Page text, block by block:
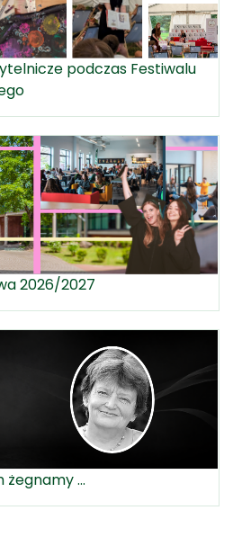
podczas Festiwalu
2026/2027
żegnamy ...